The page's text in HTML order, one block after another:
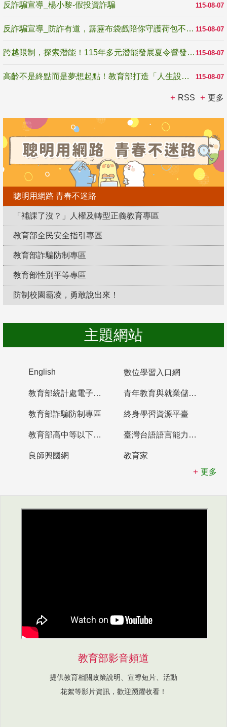
115-08-07
反詐騙宣導_楊小黎-假投資詐騙
115-08-07
反詐騙宣導_防詐有道，霹靂布袋戲陪你守護荷包不受騙
115-08-07
跨越限制，探索潛能！115年多元潛能發展夏令營發掘生命無限可能
115-08-07
高齡不是終點而是夢想起點！教育部打造「人生設計夢工場」 參展第3屆高齡健康產業博覽會
RSS 更多
聰明用網路 青春不迷路
「補課了沒？」人權及轉型正義教育專區
教育部全民安全指引專區
教育部詐騙防制專區
教育部性別平等專區
防制校園霸凌，勇敢說出來！
主題網站
English 數位學習入口網
教育部統計處電子書櫃 青年教育與就業儲蓄帳戶
教育部詐騙防制專區 終身學習資源平臺
教育部高中等以下學校及幼兒園教師資格檢定考試 臺灣台語語言能力認證網站
良師興國網
教育家
更多
教育部影音頻道
提供教育相關政策說明、宣導短片、活動
花絮等影片資訊，歡迎踴躍收看！